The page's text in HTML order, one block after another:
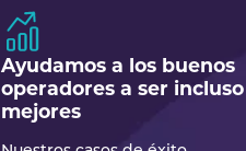
Ayudamos a los buenos
operadores a ser incluso
mejores